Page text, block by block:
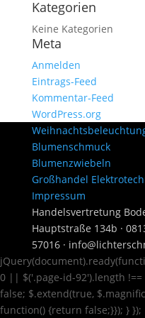
Kategorien
Keine Kategorien
Meta
Anmelden
Eintrags-Feed
Kommentar-Feed
WordPress.org
Blumenschmuck
Blumenzwiebeln
Großhandel
Impressum
Handelsvertretung
Hauptstraße 134b ·
57016 ·
0 || $('.page-id-92').length !==
false; $.extend(true,
function() {return false;}}); } });